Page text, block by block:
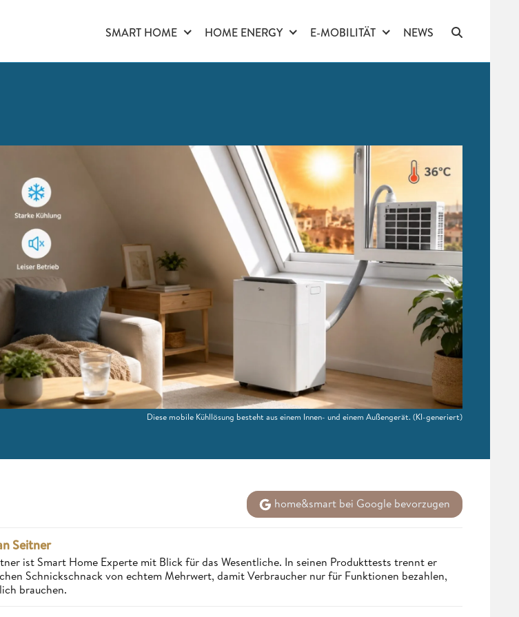
SMART HOME HOME ENERGY E-MOBILITÄT NEWS
Diese mobile Kühllösung besteht aus einem Innen- und einem Außengerät.(KI-generiert)
home&smart bei Google bevorzugen
Seitner
ist Smart Home Experte mit Blick für das Wesentliche. In seinen Produkttests trennt er
Schnickschnack von echtem Mehrwert, damit Verbraucher nur für Funktionen bezahlen,
brauchen.